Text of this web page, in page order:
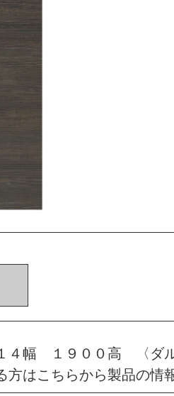
幅 １９００高 〈ダ
はこちらから製品の情